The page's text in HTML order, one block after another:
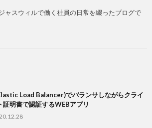
ャスウィルで働く社員の日常を綴ったブログで
Load Balancer)でバランサしながらクライ
証明書で認証するWEBアプリ